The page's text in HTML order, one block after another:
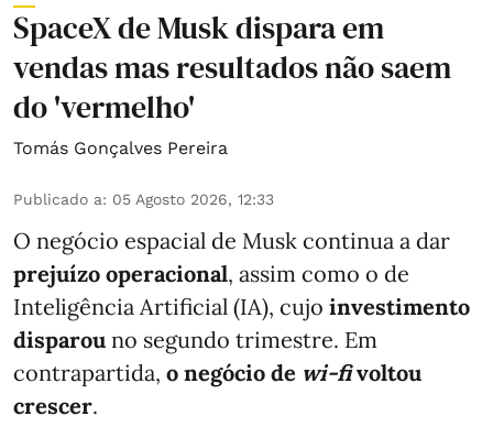
SpaceX de Musk dispara em
vendas mas resultados não saem
do 'vermelho'
Tomás Gonçalves Pereira
Publicado a: 05 Agosto 2026, 12:33
O negócio espacial de Musk continua a dar
prejuízo operacional, assim como o de
Inteligência Artificial (IA), cujo investimento
disparou no segundo trimestre. Em
contrapartida, o negócio de wi-fivoltou
crescer.